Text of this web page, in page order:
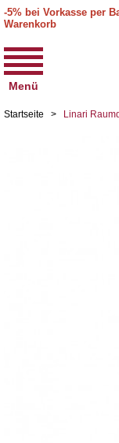
-5% bei Vorkasse per
Warenkorb
Menü
Startseite > Linari